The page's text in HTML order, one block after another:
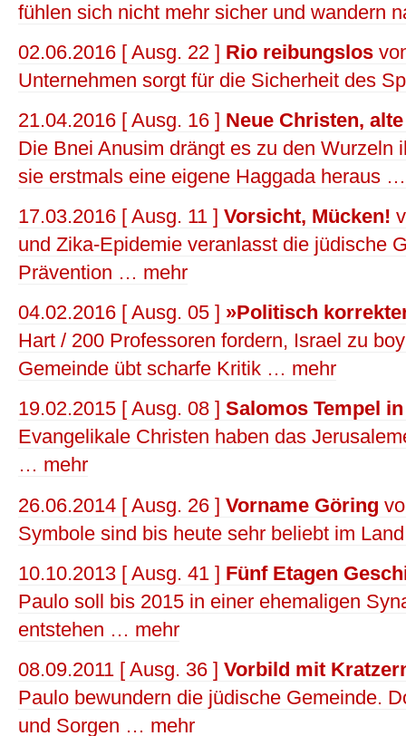
fühlen sich nicht mehr sicher und wandern
02.06.2016 [ Ausg. 22 ] Rio reibungslos
Unternehmen sorgt für die Sicherheit des
21.04.2016 [ Ausg. 16 ] Neue Christen,
Die Bnei Anusim drängt es zu den Wurzeln
sie erstmals eine eigene Haggada heraus
17.03.2016 [ Ausg. 11 ] Vorsicht, Mücken!
und Zika-Epidemie veranlasst die jüdische
Prävention … mehr
04.02.2016 [ Ausg. 05 ] »Politisch
Hart / 200 Professoren fordern, Israel zu
Gemeinde übt scharfe Kritik … mehr
19.02.2015 [ Ausg. 08 ] Salomos Tempel
Evangelikale Christen haben das
… mehr
26.06.2014 [ Ausg. 26 ] Vorname Göring
Symbole sind bis heute sehr beliebt im
10.10.2013 [ Ausg. 41 ] Fünf Etagen
Paulo soll bis 2015 in einer ehemaligen
entstehen … mehr
08.09.2011 [ Ausg. 36 ] Vorbild mit
Paulo bewundern die jüdische Gemeinde.
und Sorgen … mehr